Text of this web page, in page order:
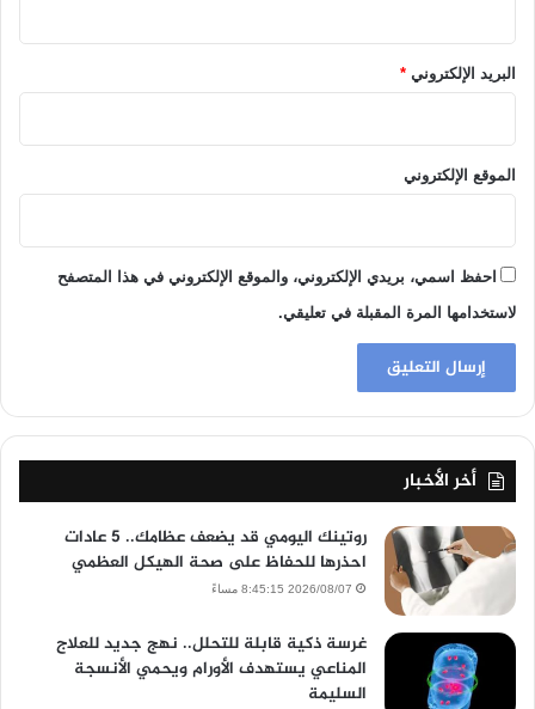
البريد الإلكتروني *
الموقع الإلكتروني
احفظ اسمي، بريدي الإلكتروني، والموقع الإلكتروني في هذا المتصفح
لاستخدامها المرة المقبلة في تعليقي.
أخر الأخبار
روتينك اليومي قد يضعف عظامك.. 5 عادات
احذرها للحفاظ على صحة الهيكل العظمي
2026/08/07 8:45:15 مساءً
غرسة ذكية قابلة للتحلل.. نهج جديد للعلاج
المناعي يستهدف الأورام ويحمي الأنسجة
السليمة